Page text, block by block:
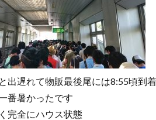
出遅れて物販最後尾には8:55頃到着
番暑かったです
完全にハウス状態